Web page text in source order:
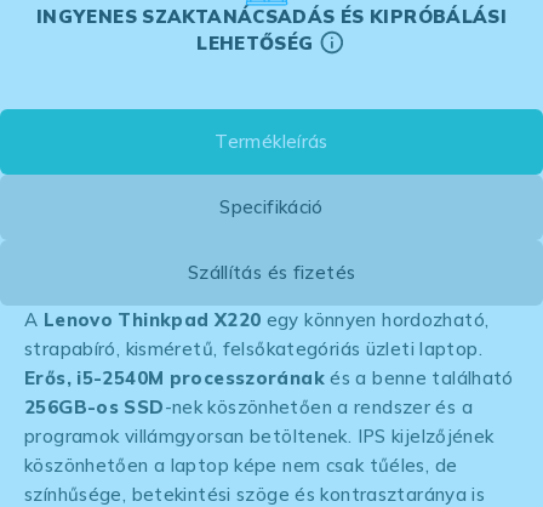
INGYENES SZAKTANÁCSADÁS ÉS KIPRÓBÁLÁSI
LEHETŐSÉG
Termékleírás
Specifikáció
Szállítás és fizetés
A Lenovo Thinkpad X220 egy könnyen hordozható,
strapabíró, kisméretű, felsőkategóriás üzleti laptop.
Erős, i5-2540M processzoránakés a benne található
256GB-os SSD-nek köszönhetően a rendszer és a
programok villámgyorsan betöltenek. IPS kijelzőjének
köszönhetően a laptop képe nem csak tűéles, de
színhűsége, betekintési szöge és kontrasztaránya is